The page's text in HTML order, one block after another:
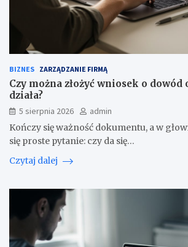
BIZNES ZARZĄDZANIE FIRMĄ
Czy można złożyć wniosek o
działa?
5 sierpnia 2026
admin
Kończy się ważność dokumentu, a w
się proste pytanie: czy da się…
Czytaj dalej